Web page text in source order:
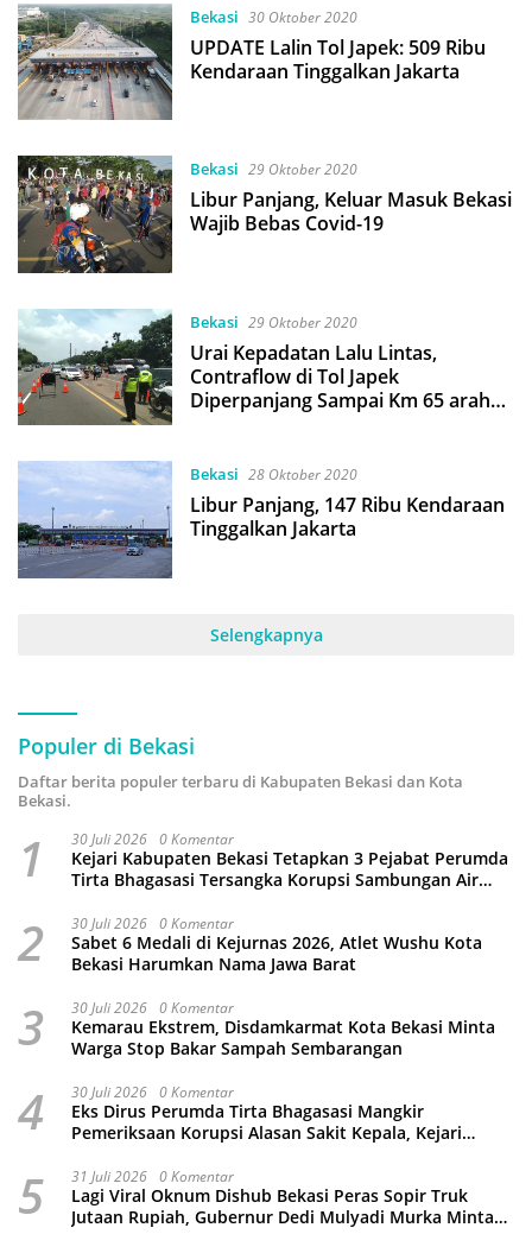
Bekasi 30 Oktober 2020
UPDATE Lalin Tol Japek: 509 Ribu
Kendaraan Tinggalkan Jakarta
Bekasi 29 Oktober 2020
Libur Panjang, Keluar Masuk Bekasi
Wajib Bebas Covid-19
Bekasi 29 Oktober 2020
Urai Kepadatan Lalu Lintas,
Contraflow di Tol Japek
Diperpanjang Sampai Km 65 arah
Bekasi 28 Oktober 2020
Libur Panjang, 147 Ribu Kendaraan
Tinggalkan Jakarta
Selengkapnya
Populer di Bekasi
Daftar berita populer terbaru di Kabupaten Bekasi dan Kota
Bekasi.
1 30 Juli 2026 0 Komentar
Kejari Kabupaten Bekasi Tetapkan 3 Pejabat Perumda
Tirta Bhagasasi Tersangka Korupsi Sambungan Air
2 30 Juli 2026 0 Komentar
Sabet 6 Medali di Kejurnas 2026, Atlet Wushu Kota
Bekasi Harumkan Nama Jawa Barat
3 30 Juli 2026 0 Komentar
Kemarau Ekstrem, Disdamkarmat Kota Bekasi Minta
Warga Stop Bakar Sampah Sembarangan
4 30 Juli 2026 0 Komentar
Eks Dirus Perumda Tirta Bhagasasi Mangkir
Pemeriksaan Korupsi Alasan Sakit Kepala, Kejari
5 31 Juli 2026 0 Komentar
Lagi Viral Oknum Dishub Bekasi Peras Sopir Truk
Jutaan Rupiah, Gubernur Dedi Mulyadi Murka Minta